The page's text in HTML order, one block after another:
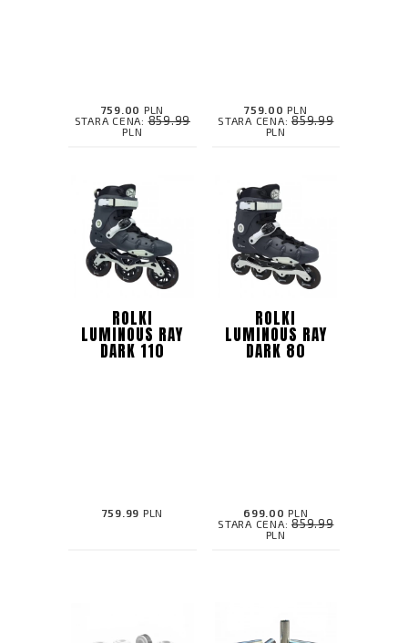
759.00 PLN
STARA CENA:859.99
PLN
759.00 PLN
STARA CENA: 859.99
PLN
ROLKI
LUMINOUS RAY
DARK 110
759.99 PLN
ROLKI
LUMINOUS RAY
DARK 80
699.00 PLN
STARA CENA: 859.99
PLN